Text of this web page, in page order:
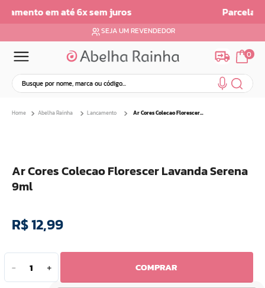
Parcelamento em ate 6x sem Juros
SEJA UM REVENDEDOR
0
Busque por nome, marca ou código...
Abelha Rainha Lancamento Ar Cores Colecao Florescer Lavanda Serena 9ml
Ar Cores Colecao Florescer Lavanda Serena
9ml
R$12,99
＋
－ COMPRAR
4 º
bom medico
5º
7º
creme
10º doce infancia